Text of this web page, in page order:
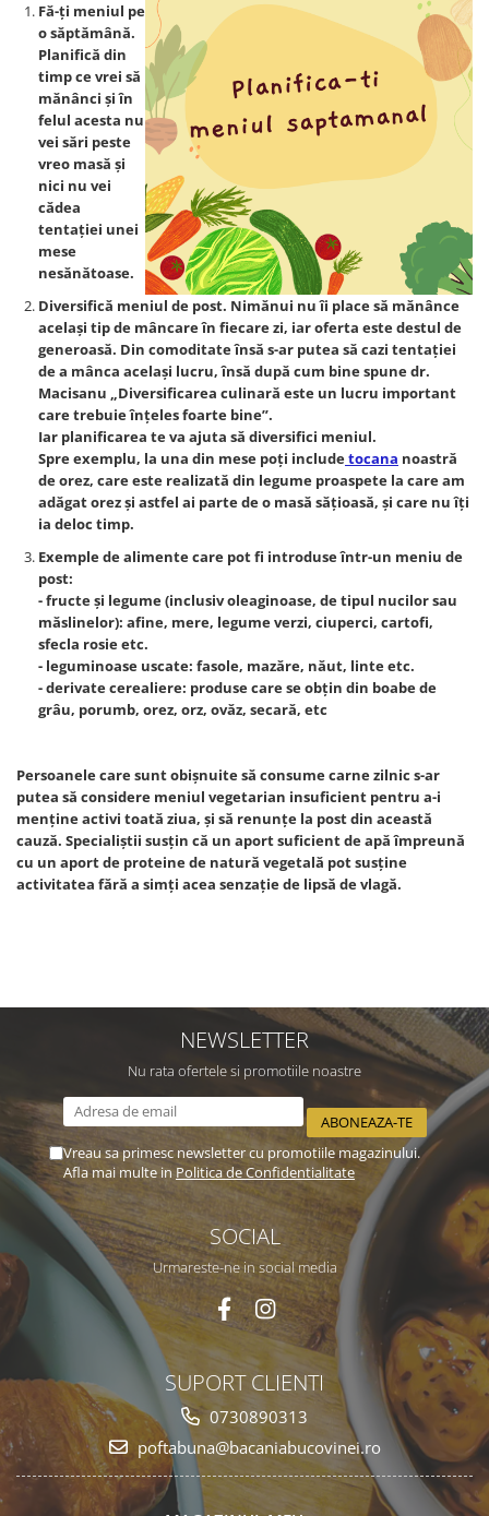
Fă-ți meniul pe
o săptămână.
Planifică din
timp ce vrei să
mănânci și în
felul acesta nu
vei sări peste
vreo masă și
nici nu vei
cădea
tentației unei
mese
nesănătoase.
Diversifică meniul de post. Nimănui nu îi place să mănânce
același tip de mâncare în fiecare zi, iar oferta este destul de
generoasă. Din comoditate însă s-ar putea să cazi tentației
de a mânca același lucru, însă după cum bine spune dr.
Macisanu „Diversificarea culinară este un lucru important
care trebuie înțeles foarte bine”.
Iar planificarea te va ajuta să diversifici meniul.
Spre exemplu, la una din mese poți includetocana noastră
de orez, care este realizată din legume proaspete la care am
adăgat orez și astfel ai parte de o masă sățioasă, și care nu îți
ia deloc timp.
Exemple de alimente care pot fi introduse într-un meniu de
post:
- fructe și legume (inclusiv oleaginoase, de tipul nucilor sau
măslinelor): afine, mere, legume verzi, ciuperci, cartofi,
sfecla rosie etc.
- leguminoase uscate: fasole, mazăre, năut, linte etc.
- derivate cerealiere: produse care se obțin din boabe de
grâu, porumb, orez, orz, ovăz, secară, etc
Persoanele care sunt obișnuite să consume carne zilnic s-ar
putea să considere meniul vegetarian insuficient pentru a-i
menține activi toată ziua, și să renunțe la post din această
cauză. Specialiștii susțin că un aport suficient de apă împreună
cu un aport de proteine de natură vegetală pot susține
activitatea fără a simți acea senzație de lipsă de vlagă.
NEWSLETTER
Nu rata ofertele si promotiile noastre
Vreau sa primesc newsletter cu promotiile magazinului.
Afla mai multe inPolitica de Confidentialitate
SOCIAL
Urmareste-ne in social media
SUPORT CLIENTI
0730890313
poftabuna@bacaniabucovinei.ro